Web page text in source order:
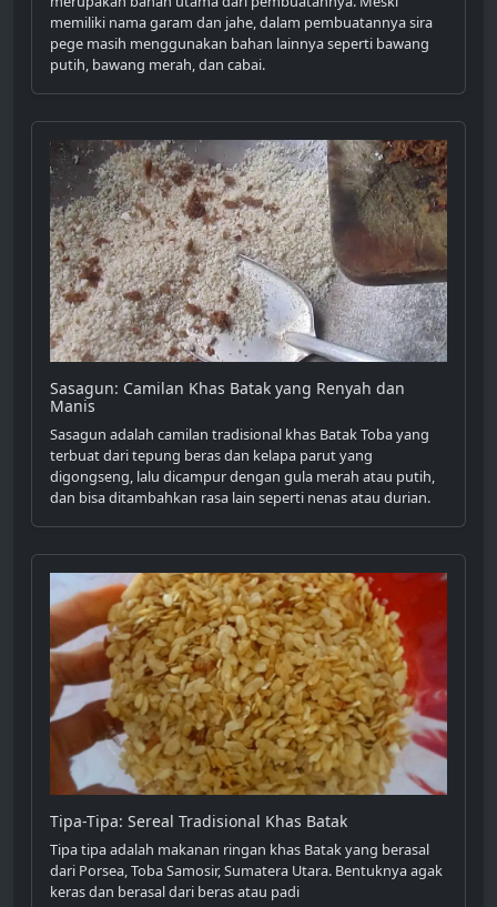
memiliki nama garam dan jahe, dalam pembuatannya sira
pege masih menggunakan bahan lainnya seperti bawang
putih, bawang merah, dan cabai.
Sasagun: Camilan Khas Batak yang Renyah dan
Manis
Sasagun adalah camilan tradisional khas Batak Toba yang
terbuat dari tepung beras dan kelapa parut yang
digongseng, lalu dicampur dengan gula merah atau putih,
dan bisa ditambahkan rasa lain seperti nenas atau durian.
Tipa-Tipa: Sereal Tradisional Khas Batak
Tipa tipa adalah makanan ringan khas Batak yang berasal
dari Porsea, Toba Samosir, Sumatera Utara. Bentuknya agak
keras dan berasal dari beras atau padi